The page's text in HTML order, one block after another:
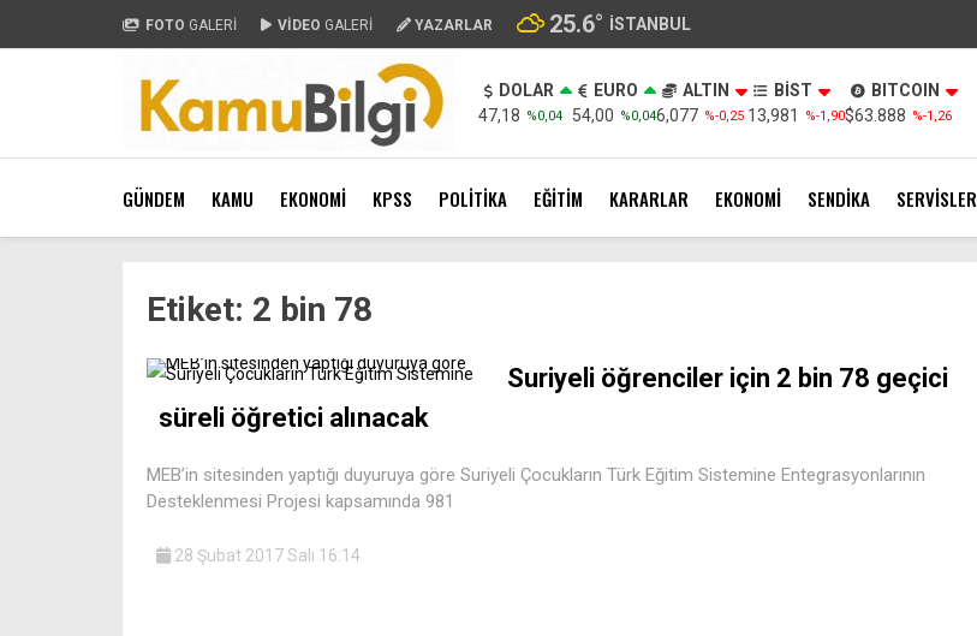
FOTO GALERİ VİDEO GALERİ YAZARLAR 25.6° İSTANBUL
DOLAR
47,18 %0,04
EURO
54,00 %0,04
ALTIN
6,077 %-0,25
BİST
13,981
%-1,90
BITCOIN
$63.888 %-1,26
GÜNDEM KAMU EKONOMİ KPSS POLİTİKA EĞİTİM KARARLAR EKONOMİ SENDİKA SERVİSLER
Etiket: 2 bin 78
Suriyeli öğrenciler için 2 bin 78 geçici
süreli öğretici alınacak
MEB’in sitesinden yaptığı duyuruya göre Suriyeli Çocukların Türk Eğitim Sistemine Entegrasyonlarının
Desteklenmesi Projesi kapsamında 981
28 Şubat 2017 Salı 16:14